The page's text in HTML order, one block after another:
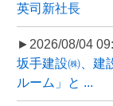
英司新社長
►2026/08/04
坂手建設㈱、建
ルーム」と ...